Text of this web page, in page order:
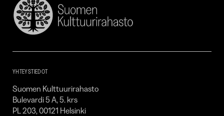
Suomen
Kulttuurirahasto
YHTEYSTIEDOT
Suomen Kulttuurirahasto
Bulevardi 5 A, 5. krs
PL 203, 00121 Helsinki